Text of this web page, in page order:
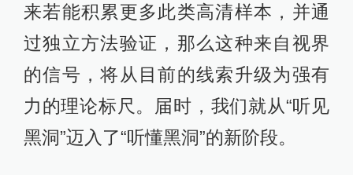
来若能积累更多此类高清样本，并通
过独立方法验证，那么这种来自视界
的信号，将从目前的线索升级为强有
力的理论标尺。届时，我们就从“听见
黑洞”迈入了“听懂黑洞”的新阶段。